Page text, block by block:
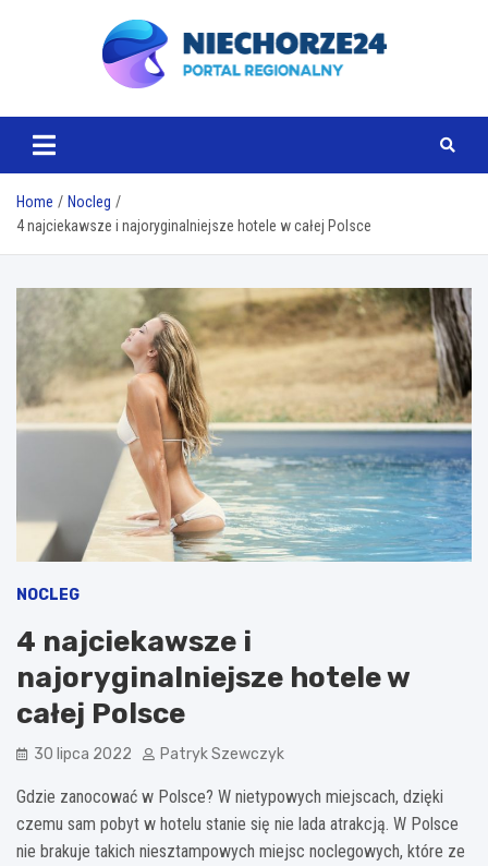
www.niechorze24.pl
Home
Nocleg
4 najciekawsze i najoryginalniejsze hotele w całej Polsce
NOCLEG
4 najciekawsze i
najoryginalniejsze hotele w
całej Polsce
30 lipca 2022 Patryk Szewczyk
Gdzie zanocować w Polsce? W nietypowych miejscach, dzięki
czemu sam pobyt w hotelu stanie się nie lada atrakcją. W Polsce
nie brakuje takich niesztampowych miejsc noclegowych, które ze